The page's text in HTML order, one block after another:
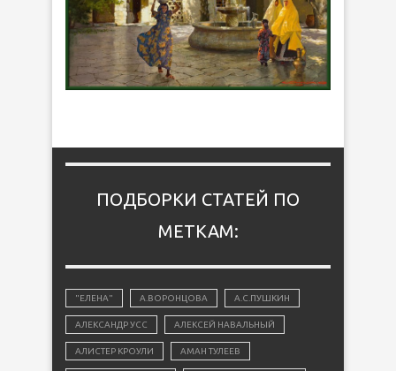
ПОДБОРКИ СТАТЕЙ ПО
МЕТКАМ:
"ЕЛЕНА" А.ВОРОНЦОВА А.С.ПУШКИН
АЛЕКСАНДР УСС АЛЕКСЕЙ НАВАЛЬНЫЙ
АЛИСТЕР КРОУЛИ АМАН ТУЛЕЕВ